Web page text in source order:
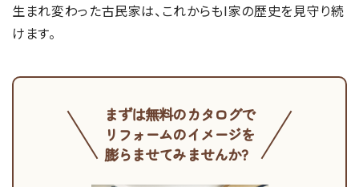
生まれ変わった古民家は、これからもI家の歴史を見守り続
けます。
まずは無料のカタログで
リフォームのイメージを
膨らませてみませんか?